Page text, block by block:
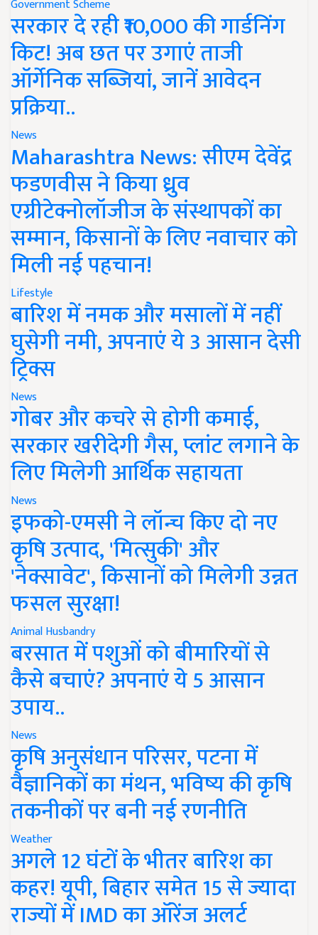
Government Scheme
सरकार दे रही ₹10,000 की गार्डनिंग
किट! अब छत पर उगाएं ताजी
ऑर्गेनिक सब्जियां, जानें आवेदन
प्रक्रिया..
News
Maharashtra News: सीएम देवेंद्र
फडणवीस ने किया ध्रुव
एग्रीटेक्नोलॉजीज के संस्थापकों का
सम्मान, किसानों के लिए नवाचार को
मिली नई पहचान!
Lifestyle
बारिश में नमक और मसालों में नहीं
घुसेगी नमी, अपनाएं ये 3 आसान देसी
ट्रिक्स
News
गोबर और कचरे से होगी कमाई,
सरकार खरीदेगी गैस, प्लांट लगाने के
लिए मिलेगी आर्थिक सहायता
News
इफको-एमसी ने लॉन्च किए दो नए
कृषि उत्पाद, 'मित्सुकी' और
'नेक्सावेट', किसानों को मिलेगी उन्नत
फसल सुरक्षा!
Animal Husbandry
बरसात में पशुओं को बीमारियों से
कैसे बचाएं? अपनाएं ये 5 आसान
उपाय..
News
कृषि अनुसंधान परिसर, पटना में
वैज्ञानिकों का मंथन, भविष्य की कृषि
तकनीकों पर बनी नई रणनीति
Weather
अगले 12 घंटों के भीतर बारिश का
कहर! यूपी, बिहार समेत 15 से ज्यादा
राज्यों में IMD का ऑरेंज अलर्ट